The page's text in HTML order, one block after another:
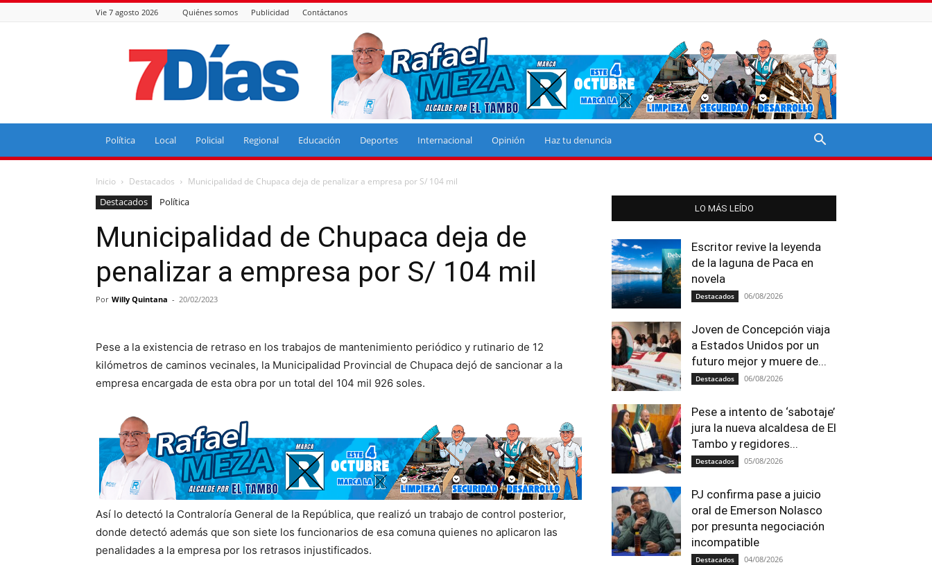
Vie 7 agosto 2026 Quiénes somos Publicidad Contáctanos
7
Días
Política Local Policial Regional Educación Deportes Internacional Opinión Haz tu denuncia
Inicio Destacados Municipalidad de Chupaca deja de penalizar a empresa por S/ 104 mil
Destacados Política
Municipalidad de Chupaca deja de
penalizar a empresa por S/ 104 mil
Por Willy Quintana - 20/02/2023
Pese a la existencia de retraso en los trabajos de mantenimiento periódico y rutinario de 12
kilómetros de caminos vecinales, la Municipalidad Provincial de Chupaca dejó de sancionar a la
empresa encargada de esta obra por un total del 104 mil 926 soles.
Así lo detectó la Contraloría General de la República, que realizó un trabajo de control posterior,
donde detectó además que son siete los funcionarios de esa comuna quienes no aplicaron las
penalidades a la empresa por los retrasos injustificados.
LO MÁS LEÍDO
Escritor revive la leyenda
de la laguna de Paca en
novela
Destacados 06/08/2026
Joven de Concepción viaja
a Estados Unidos por un
futuro mejor y muere de...
Destacados 06/08/2026
Pese a intento de ‘sabotaje’
jura la nueva alcaldesa de El
Tambo y regidores...
Destacados 05/08/2026
PJ confirma pase a juicio
oral de Emerson Nolasco
por presunta negociación
incompatible
Destacados 04/08/2026